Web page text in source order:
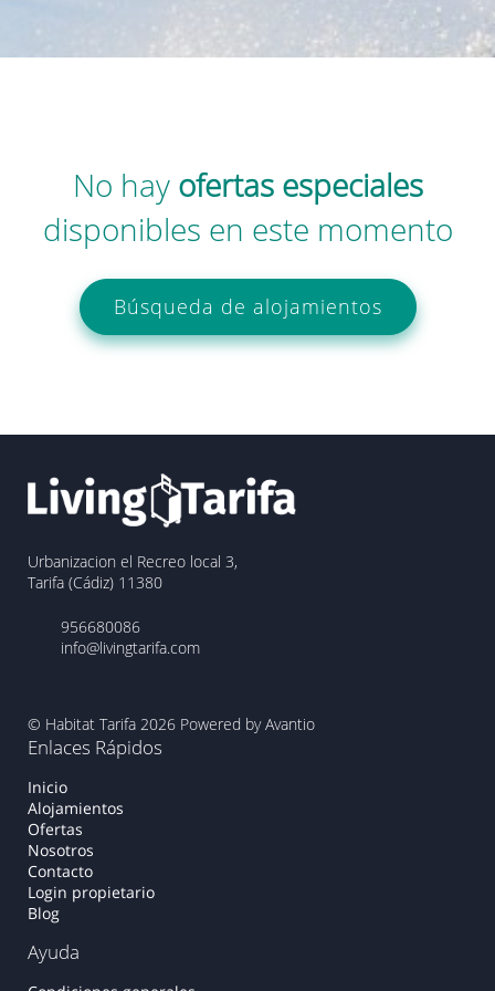
No hay ofertas especiales
disponibles en este momento
búsqueda de alojamientos
Urbanizacion el Recreo local 3,
Tarifa (Cádiz) 11380
956680086
info@livingtarifa.com
© Habitat Tarifa 2026 Powered by Avantio
Enlaces Rápidos
Inicio
Alojamientos
Ofertas
Nosotros
Contacto
Login propietario
Blog
Ayuda